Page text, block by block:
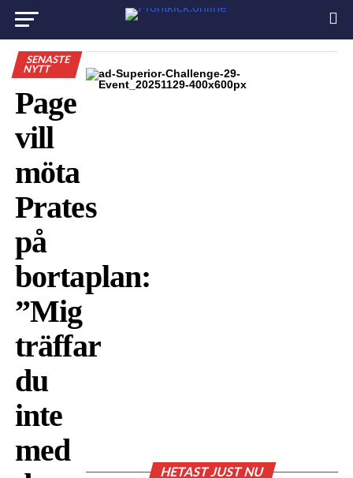
SENASTE
NYTT
Page
vill
möta
Prates
på
bortaplan:
”Mig
träffar
du
inte
med
HETAST JUST NU